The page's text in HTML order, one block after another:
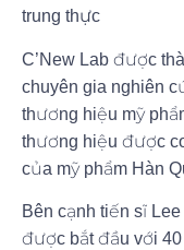
trung thực
C’New Lab được
chuyên gia nghiên
thương hiệu mỹ
thương hiệu được
của mỹ phẩm Hàn
Bên cạnh tiến sĩ
được bắt đầu với